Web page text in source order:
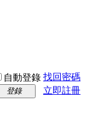
自動登錄 找回密碼
登錄
立即註冊